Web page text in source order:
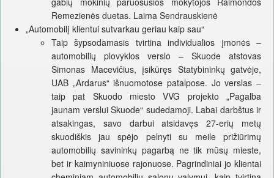
Remezienės duetas. Laima Sendrauskienė
„Automobilį klientui sutvarkau geriau kaip sau“
Taip šypsodamasis tvirtina individualios įmonės –
automobilių plovyklos verslo – Skuode atstovas
Simonas Macevičius, įsikūręs Statybininkų gatvėje,
UAB „Ardarus“ išnuomotose patalpose. Jo verslas –
taip pat Skuodo miesto VVG projekto „Pagalba
jaunam verslui Skuode“ sudedamoji. Labai darbštus ir
atsakingas, savo darbui atsidavęs 27-erių metų
skuodiškis jau spėjo pelnyti su meile prižiūrimų
automobilių savininkų pagarbą ne tik mūsų mieste,
bet ir kaimyniniuose rajonuose. Pagrindiniai jo klientai